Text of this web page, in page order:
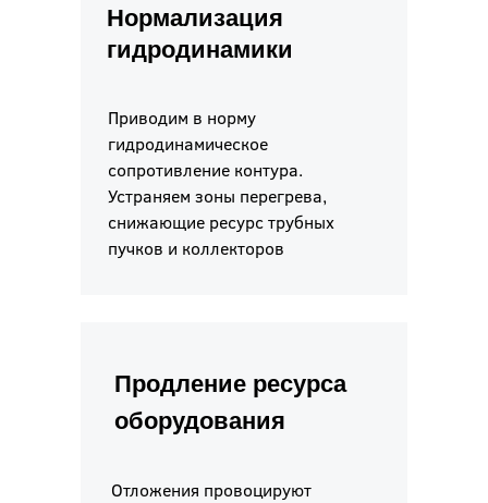
Нормализация
гидродинамики
Приводим в норму
гидродинамическое
сопротивление контура.
Устраняем зоны перегрева,
снижающие ресурс трубных
пучков и коллекторов
Продление ресурса
оборудования
Отложения провоцируют